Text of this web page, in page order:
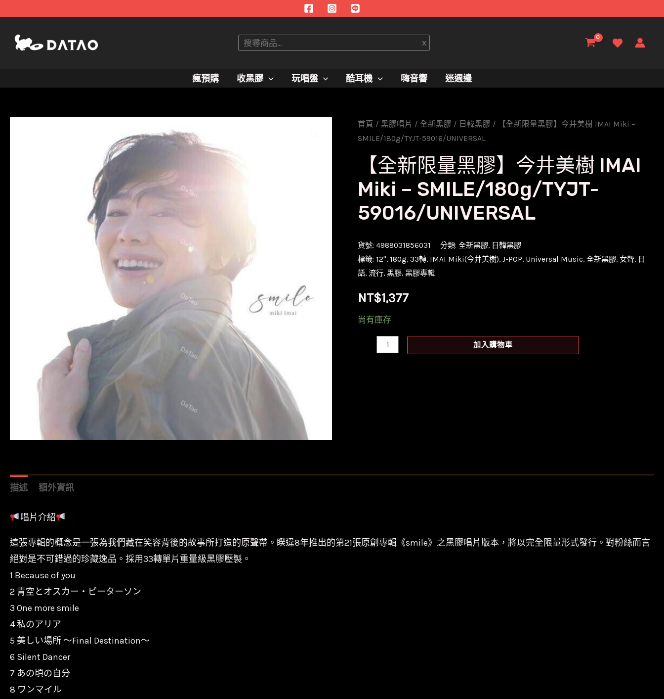
搜
x
瘋預購 收黑膠 玩唱盤 酷耳機 嗨音響 迷週邊
首頁 / 黑膠唱片 / 全新黑膠 / 日韓黑膠 / 【全新限量黑膠】今井美樹 IMAI Miki –
SMILE/180g/TYJT-59016/UNIVERSAL
【全新限量黑膠】今井美樹 IMAI
Miki – SMILE/180g/TYJT-
59016/UNIVERSAL
貨號:4988031856031 分類:全新黑膠, 日韓黑膠
標籤: 12'', 180g,33轉, IMAI Miki(今井美樹),J-POP, Universal Music,全新黑膠, 女聲, 日
語,流行,黑膠,黑膠專輯
NT$1,377
尚有庫存
SMILE/180g/TYJT-
加入購物車
描述 額外資訊
唱片介紹
這張專輯的概念是一張為我們藏在笑容背後的故事所打造的原聲帶。睽違8年推出的第21張原創專輯《smile》之黑膠唱片版本，將以完全限量形式發行。對粉絲而言
絕對是不可錯過的珍藏逸品。採用33轉單片重量級黑膠壓製。
1 Because of you
2 青空とオスカー・ピーターソン
3 One more smile
4 私のアリア
5 美しい場所 ～Final Destination～
6 Silent Dancer
7 あの頃の自分
8 ワンマイル